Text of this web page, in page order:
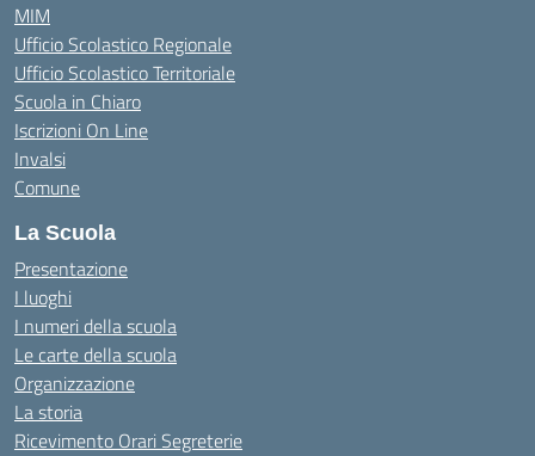
MIM
Ufficio Scolastico Regionale
Ufficio Scolastico Territoriale
Scuola in Chiaro
Iscrizioni On Line
Invalsi
Comune
La Scuola
Presentazione
I luoghi
I numeri della scuola
Le carte della scuola
Organizzazione
La storia
Ricevimento Orari Segreterie